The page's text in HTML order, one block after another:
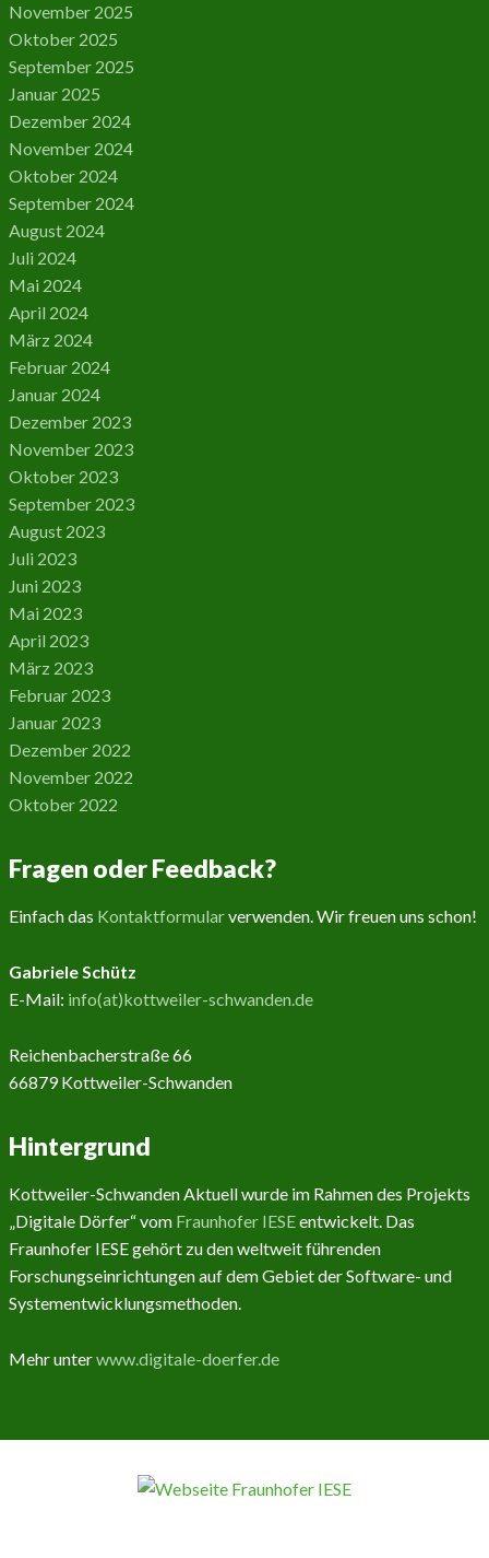
November 2025
Oktober 2025
September 2025
Januar 2025
Dezember 2024
November 2024
Oktober 2024
September 2024
August 2024
Juli 2024
Mai 2024
April 2024
März 2024
Februar 2024
Januar 2024
Dezember 2023
November 2023
Oktober 2023
September 2023
August 2023
Juli 2023
Juni 2023
Mai 2023
April 2023
März 2023
Februar 2023
Januar 2023
Dezember 2022
November 2022
Oktober 2022
Fragen oder Feedback?
Einfach das Kontaktformularverwenden. Wir freuen uns schon!
Gabriele Schütz
E-Mail: info(at)kottweiler-schwanden.de
Reichenbacherstraße 66
66879 Kottweiler-Schwanden
Hintergrund
Kottweiler-Schwanden Aktuell wurde im Rahmen des Projekts
„Digitale Dörfer“ vom Fraunhofer IESEentwickelt. Das
Fraunhofer IESE gehört zu den weltweit führenden
Forschungseinrichtungen auf dem Gebiet der Software- und
Systementwicklungsmethoden.
Mehr unterwww.digitale-doerfer.de